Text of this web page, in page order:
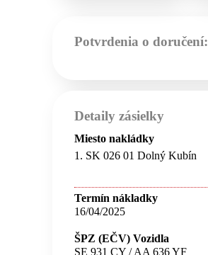
Potvrdenia o doručení:
Detaily zásielky
Miesto nakládky
1. SK 026 01 Dolný Kubín
Termín nákladky
16/04/2025
ŠPZ (EČV) Vozidla
SE 931 CY / AA 636 YF